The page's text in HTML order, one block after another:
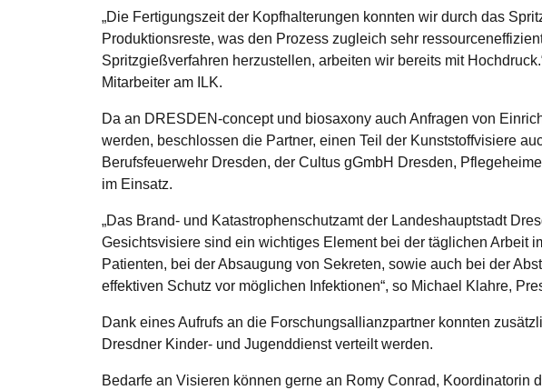
„Die Fertigungszeit der Kopfhalterungen konnten wir durch das
Produktionsreste, was den Prozess zugleich sehr
Spritzgießverfahren herzustellen, arbeiten wir bereits mit
Mitarbeiter am ILK.
Da an DRESDEN-concept und biosaxony auch Anfragen von
werden, beschlossen die Partner, einen Teil der Kunststoffvisiere
Berufsfeuerwehr Dresden, der Cultus gGmbH Dresden,
im Einsatz.
„Das Brand- und Katastrophenschutzamt der Landeshauptstadt
Gesichtsvisiere sind ein wichtiges Element bei der täglichen Arbeit
Patienten, bei der Absaugung von Sekreten, sowie auch bei der
effektiven Schutz vor möglichen Infektionen“, so Michael Klahre,
Dank eines Aufrufs an die Forschungsallianzpartner konnten
Dresdner Kinder- und Jugenddienst verteilt werden.
Bedarfe an Visieren können gerne an Romy Conrad, Koordinatorin